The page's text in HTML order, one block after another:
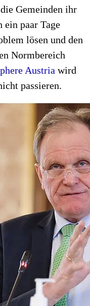
Gemeinden ihr
ein paar Tage
lösen und den
Normbereich
Austria wird
passieren.